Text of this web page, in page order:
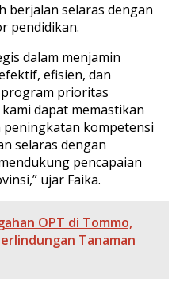
berjalan selaras dengan
pendidikan.
dalam menjamin
efisien, dan
prioritas
dapat memastikan
kompetensi
selaras dengan
pencapaian
ujar Faika.
OPT di Tommo,
Tanaman